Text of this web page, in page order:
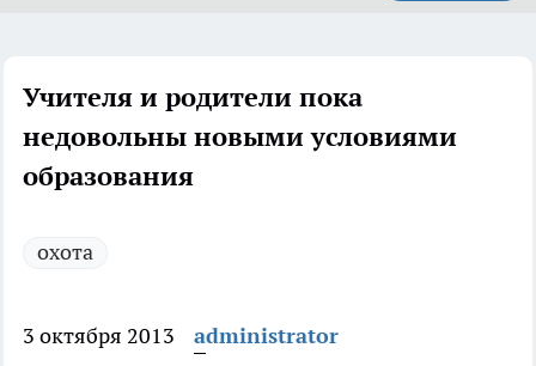
Учителя и родители пока
недовольны новыми условиями
образования
охота
3 октября 2013
administrator